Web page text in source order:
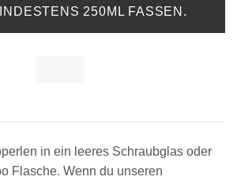
250ML FASSEN.
in ein leeres Schraubglas oder
Flasche. Wenn du unseren